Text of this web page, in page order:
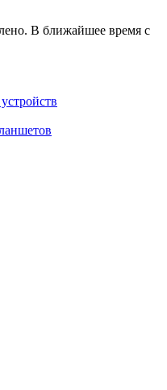
В ближайшее время с